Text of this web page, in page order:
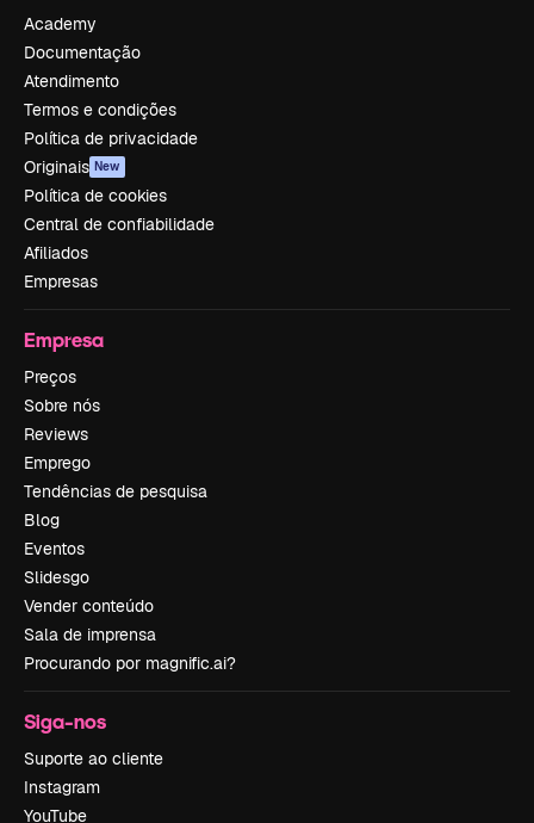
Academy
Documentação
Atendimento
Termos e condições
Política de privacidade
Originais New
Política de cookies
Central de confiabilidade
Afiliados
Empresas
Empresa
Preços
Sobre nós
Reviews
Emprego
Tendências de pesquisa
Blog
Eventos
Slidesgo
Vender conteúdo
Sala de imprensa
Procurando por magnific.ai?
Siga-nos
Suporte ao cliente
Instagram
YouTube